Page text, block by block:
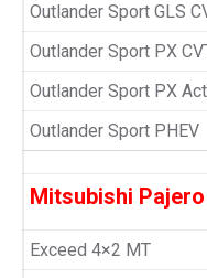
Outlander Sport GLS
Outlander Sport PX
Outlander Sport PX
Outlander Sport PHEV
Mitsubishi
Exceed 4×2 MT